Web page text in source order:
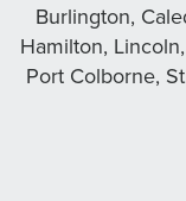
Burlington,
Hamilton,
Port Colborne,